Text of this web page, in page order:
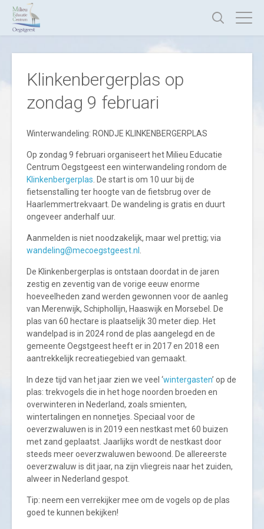
Klinkenbergerplas op
zondag 9 februari
Winterwandeling: RONDJE KLINKENBERGERPLAS
Op zondag 9 februari organiseert het Milieu Educatie
Centrum Oegstgeest een winterwandeling rondom de
Klinkenbergerplas . De start is om 10 uur bij de
fietsenstalling ter hoogte van de fietsbrug over de
Haarlemmertrekvaart. De wandeling is gratis en duurt
ongeveer anderhalf uur.
Aanmelden is niet noodzakelijk, maar wel prettig; via
wandeling@mecoegstgeest.nl
De Klinkenbergerplas is ontstaan doordat in de jaren
zestig en zeventig van de vorige eeuw enorme
hoeveelheden zand werden gewonnen voor de aanleg
van Merenwijk, Schiphollijn, Haaswijk en Morsebel. De
plas van 60 hectare is plaatselijk 30 meter diep. Het
wandelpad is in 2024 rond de plas aangelegd en de
gemeente Oegstgeest heeft er in 2017 en 2018 een
aantrekkelijk recreatiegebied van gemaakt.
In deze tijd van het jaar zien we veel ‘wintergasten’ op de
plas: trekvogels die in het hoge noorden broeden en
overwinteren in Nederland, zoals smienten,
wintertalingen en nonnetjes. Speciaal voor de
oeverzwaluwen is in 2019 een nestkast met 60 buizen
met zand geplaatst. Jaarlijks wordt de nestkast door
steeds meer oeverzwaluwen bewoond. De allereerste
oeverzwaluw is dit jaar, na zijn vliegreis naar het zuiden,
alweer in Nederland gespot.
Tip: neem een verrekijker mee om de vogels op de plas
goed te kunnen bekijken!